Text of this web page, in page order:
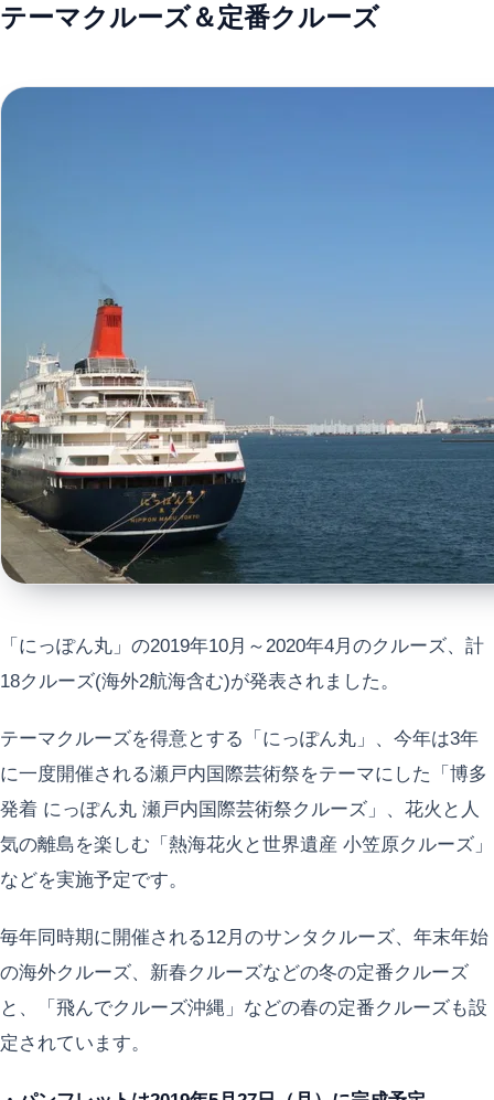
テーマクルーズ＆定番クルーズ
「にっぽん丸」の2019年10月～2020年4月のクルーズ、計
18クルーズ(海外2航海含む)が発表されました。
テーマクルーズを得意とする「にっぽん丸」、今年は3年
に一度開催される瀬戸内国際芸術祭をテーマにした「博多
発着 にっぽん丸 瀬戸内国際芸術祭クルーズ」、花火と人
気の離島を楽しむ「熱海花火と世界遺産 小笠原クルーズ」
などを実施予定です。
毎年同時期に開催される12月のサンタクルーズ、年末年始
の海外クルーズ、新春クルーズなどの冬の定番クルーズ
と、「飛んでクルーズ沖縄」などの春の定番クルーズも設
定されています。